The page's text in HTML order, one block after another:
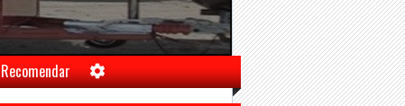
Recomendar